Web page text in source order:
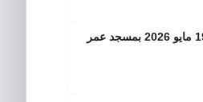
موعد ومكان عزاء والدة الفنانة فرح يوسف الثلاثاء 19 مايو 2026 بمسجد عمر